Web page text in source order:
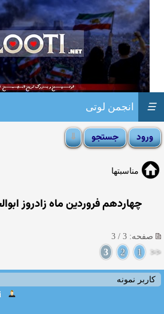
انجمن لوتی ☰
مناسبتها
چهاردهم فروردین ماه زادروز
صفحه: 3 / 3
<<
1
2
3
کاربر نمونه